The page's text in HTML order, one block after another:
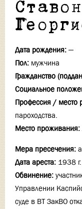
Дата рождения: —
Пол: мужчина
Гражданство
Социальное
Профессия / место
пароходства.
Место проживания:
Мера пресечения:
Дата ареста: 1938 г.
Обвинение:
Управлении
суде в ВТ ЗакВО